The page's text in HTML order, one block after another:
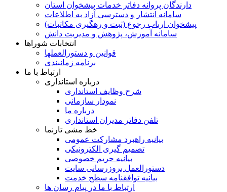
دارندگان پروانه دفاتر خدمات پیشخوان استان
سامانه انتشار و دسترسی آزاد به اطلاعات
پیشخوان ارباب رجوع (ثبت و رهگیری مکاتبات)
سامانه آموزش، پژوهش و مدیریت دانش
انتخابات شوراها
قوانین و دستورالعملها
برنامه زمانبندی
ارتباط با ما
درباره استانداری
شرح وظایف استانداری
نمودار سازمانی
درباره ما
تلفن دفاتر مدیران استانداری
خط مشی تارنما
بیانیه راهبرد مشارکت عمومی
تصمیم گیری الکترونیکی
بیانیه حریم خصوصی
دستورالعمل بروزرسانی سایت
بیانیه توافقنامه سطح خدمت
ارتباط با ما در پیام رسان ها